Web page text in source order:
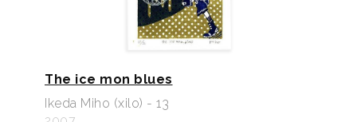
The ice mon blues
Ikeda Miho (xilo) - 13